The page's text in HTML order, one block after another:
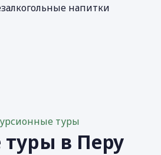
напитки
туры
туры в Перу